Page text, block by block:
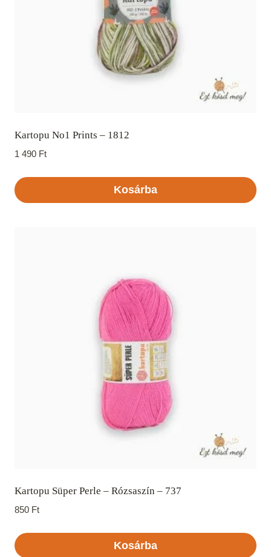
Kartopu No1 Prints – 1812
1 490 Ft
Kosárba
Kartopu Süper Perle – Rózsaszín – 737
850 Ft
Kosárba